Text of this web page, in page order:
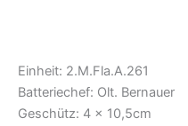
Einheit: 2.M.Fla.A.261
Batteriechef: Olt. Bernauer
Geschütz: 4 x 10,5cm